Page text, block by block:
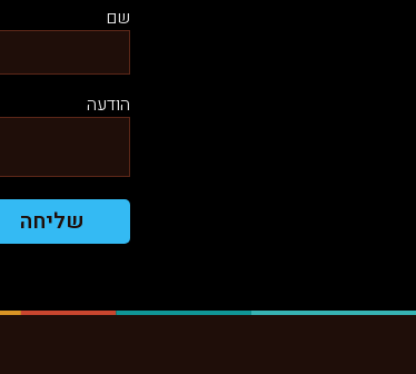
שם
הודעה
שליחה